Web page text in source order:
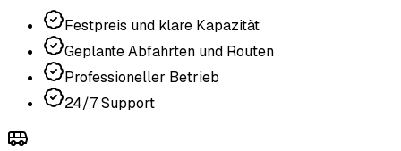
Festpreis und klare Kapazität
Geplante Abfahrten und Routen
Professioneller Betrieb
24/7 Support